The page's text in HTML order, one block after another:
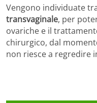
Vengono individuate
transvaginale, per
ovariche e il
chirurgico, dal
non riesce a regredire